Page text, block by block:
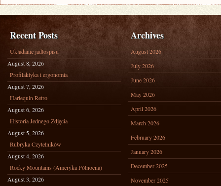
Recent Posts
Układanie jadłospisu
August 8, 2026
Profilaktyka i ergonomia
August 7, 2026
Harlequin Retro
August 6, 2026
Historia Jednego Zdjęcia
August 5, 2026
Rubryka Czytelników
August 4, 2026
Rocky Mountains (Ameryka Północna)
August 3, 2026
Archives
August 2026
July 2026
June 2026
May 2026
April 2026
March 2026
February 2026
January 2026
December 2025
November 2025